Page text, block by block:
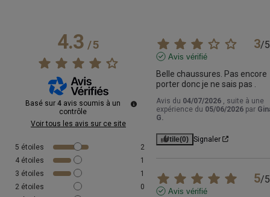
4.3/5
Basé sur 4 avis soumis à un
contrôle
Voir tous les avis sur ce site
5 étoiles
2
4 étoiles
1
3 étoiles
1
2 étoiles
0
3/5
Avis vérifié
Belle chaussures. Pas encore
porter donc je ne sais pas .
Avis du 04/07/2026
, suite à une
expérience du 05/06/2026 par
G.
Utile(0) Signaler
5/5
Avis vérifié